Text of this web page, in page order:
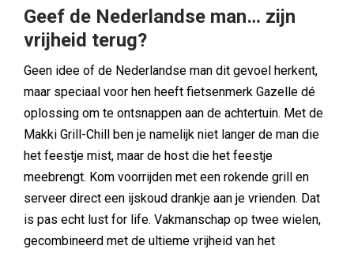
Geef de Nederlandse man… zijn
vrijheid terug?
Geen idee of de Nederlandse man dit gevoel herkent,
maar speciaal voor hen heeft fietsenmerk Gazelle dé
oplossing om te ontsnappen aan de achtertuin. Met de
Makki Grill-Chill ben je namelijk niet langer de man die
het feestje mist, maar de host die het feestje
meebrengt. Kom voorrijden met een rokende grill en
serveer direct een ijskoud drankje aan je vrienden. Dat
is pas echt lust for life. Vakmanschap op twee wielen,
gecombineerd met de ultieme vrijheid van het